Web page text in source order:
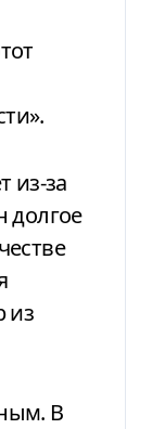
из-за
долгое
из
В